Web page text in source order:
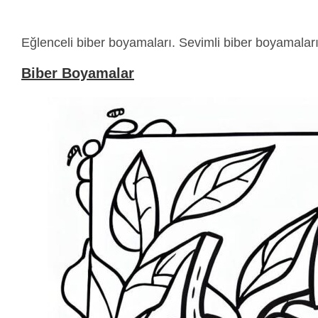
Eğlenceli biber boyamaları. Sevimli biber
Biber Boyamalar